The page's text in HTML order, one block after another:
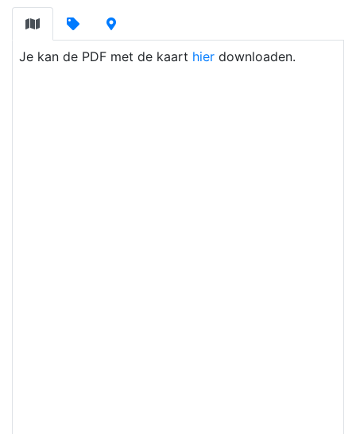
Je kan de PDF met de kaart hier downloaden.